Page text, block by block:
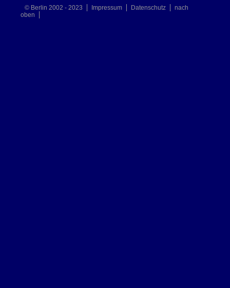
© Berlin 2002 - 2023 Impressum Datenschutz
nach
oben